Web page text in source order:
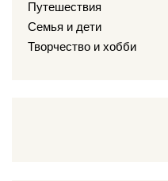
Путешествия
Семья и дети
Творчество и хобби